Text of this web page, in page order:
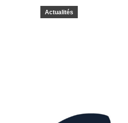
Actualités